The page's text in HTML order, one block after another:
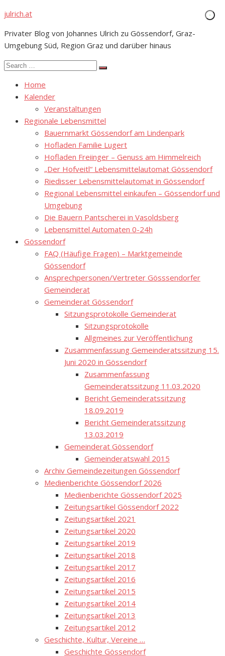
Skip
content
julrich.at
Privater Blog von Johannes Ulrich zu Gössendorf, Graz-
Umgebung Süd, Region Graz und darüber hinaus
Search
Search
Home
Kalender
Veranstaltungen
Regionale Lebensmittel
Bauernmarkt Gössendorf am Lindenpark
Hofladen Familie Lugert
Hofladen Freiinger – Genuss am Himmelreich
„Der Hofveitl“ Lebensmittelautomat Gössendorf
Riedisser Lebensmittelautomat in Gössendorf
Regional Lebensmittel einkaufen – Gössendorf und
Umgebung
Die Bauern Pantscherei in Vasoldsberg
Lebensmittel Automaten 0-24h
Gössendorf
FAQ (Häufige Fragen) – Marktgemeinde
Gössendorf
Ansprechpersonen/Vertreter Gösssendorfer
Gemeinderat
Gemeinderat Gössendorf
Sitzungsprotokolle Gemeinderat
Sitzungsprotokolle
Allgmeines zur Veröffentlichung
Zusammenfassung Gemeinderatssitzung 15.
Juni 2020 in Gössendorf
Zusammenfassung
Gemeinderatssitzung 11.03.2020
Bericht Gemeinderatssitzung
18.09.2019
Bericht Gemeinderatssitzung
13.03.2019
Gemeinderat Gössendorf
Gemeinderatswahl 2015
Archiv Gemeindezeitungen Gössendorf
Medienberichte Gössendorf 2026
Medienberichte Gössendorf 2025
Zeitungsartikel Gössendorf 2022
Zeitungsartikel 2021
Zeitungsartikel 2020
Zeitungsartikel 2019
Zeitungsartikel 2018
Zeitungsartikel 2017
Zeitungsartikel 2016
Zeitungsartikel 2015
Zeitungsartikel 2014
Zeitungsartikel 2013
Zeitungsartikel 2012
Geschichte, Kultur, Vereine …
Geschichte Gössendorf